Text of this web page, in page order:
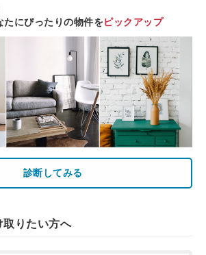
たにぴったりの物件をピックアップ
診断してみる
取りたい方へ